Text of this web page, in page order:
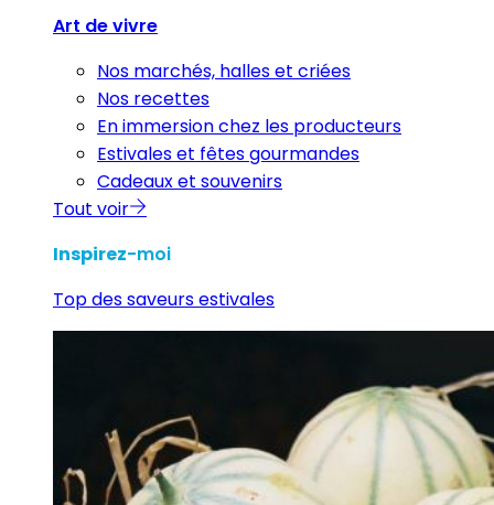
Art de vivre
Nos marchés, halles et criées
Nos recettes
En immersion chez les producteurs
Estivales et fêtes gourmandes
Cadeaux et souvenirs
Tout voir
Inspirez-moi
Top des saveurs estivales